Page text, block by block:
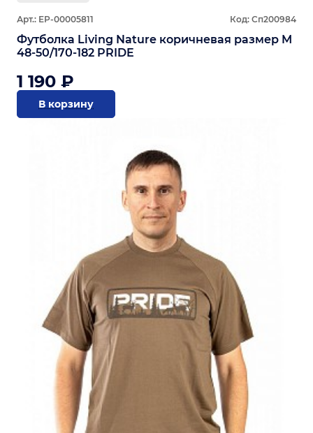
Арт.: ЕР-00005811 Код: Сп200984
Футболка Living Nature коричневая размер M
48-50/170-182 PRIDE
1 190 ₽
В корзину